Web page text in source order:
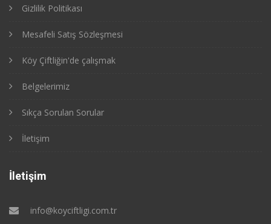
Gizlilik Politikası
Mesafeli Satış Sözleşmesi
Köy Çiftliğin'de çalışmak
Belgelerimiz
Sıkça Sorulan Sorular
İletişim
İletişim
info@koyciftligi.com.tr